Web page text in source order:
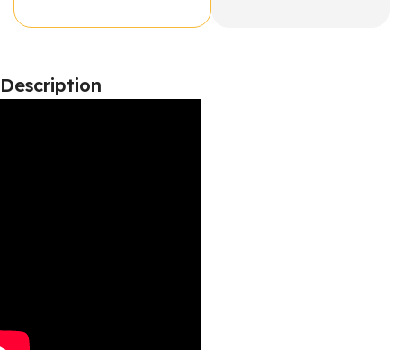
Description